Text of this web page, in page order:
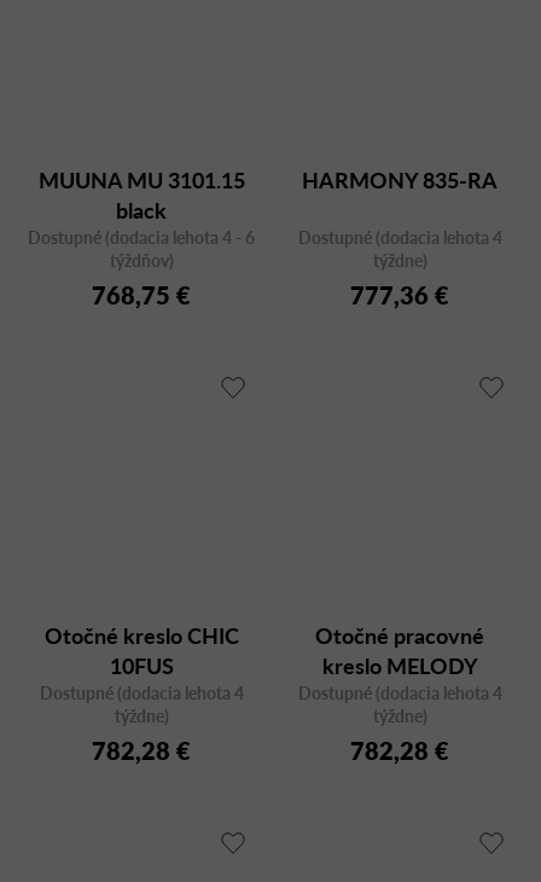
MUUNA MU 3101.15
black
Dostupné (dodacia lehota 4 - 6
týždňov)
768,75 €
HARMONY 835-RA
Dostupné (dodacia lehota 4
týždne)
777,36 €
Otočné kreslo CHIC
10FUS
Dostupné (dodacia lehota 4
týždne)
782,28 €
Otočné pracovné
kreslo MELODY
OFFICE 791-SYS
Dostupné (dodacia lehota 4
týždne)
782,28 €